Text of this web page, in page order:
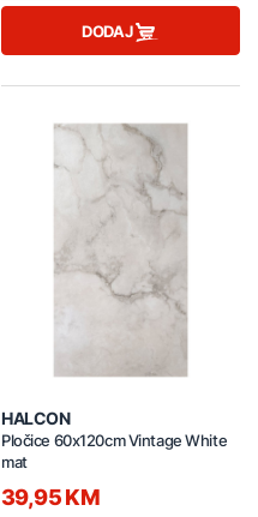
DODAJ
HALCON
Pločice 60x120cm Vintage White
mat
39,95 KM